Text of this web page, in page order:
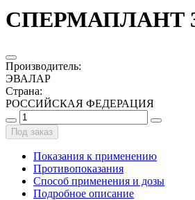
СПЕРМАПЛАНТ
Производитель:
ЭВАЛАР
Страна:
РОССИЙСКАЯ ФЕДЕРАЦИЯ
Под заказ
Показания к применению
Противопоказания
Способ применения и дозы
Подробное описание